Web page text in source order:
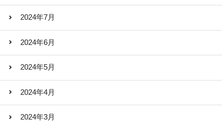
2024年7月
2024年6月
2024年5月
2024年4月
2024年3月